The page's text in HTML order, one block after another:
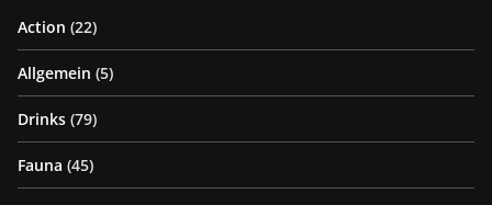
Action (22)
Allgemein (5)
Drinks (79)
Fauna (45)